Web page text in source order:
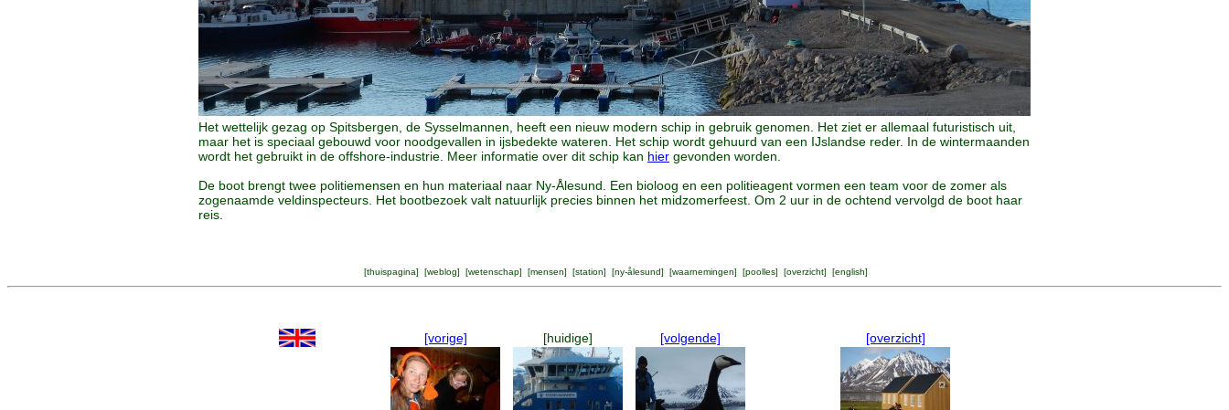
Het wettelijk gezag op Spitsbergen, de Sysselmannen, heeft een nieuw modern schip in gebruik genomen. Het ziet er allemaal futuristisch uit,
maar het is speciaal gebouwd voor noodgevallen in ijsbedekte wateren. Het schip wordt gehuurd van een IJslandse reder. In de wintermaanden
wordt het gebruikt in de offshore-industrie. Meer informatie over dit schip kan hier gevonden worden.
De boot brengt twee politiemensen en hun materiaal naar Ny-Ålesund. Een bioloog en een politieagent vormen een team voor de zomer als
zogenaamde veldinspecteurs. Het bootbezoek valt natuurlijk precies binnen het midzomerfeest. Om 2 uur in de ochtend vervolgd de boot haar
reis.
[thuispagina] [weblog] [wetenschap] [mensen] [station] [ny-ålesund] [waarnemingen] [poolles] [overzicht] [english]
[vorige] [huidige] [volgende] [overzicht]